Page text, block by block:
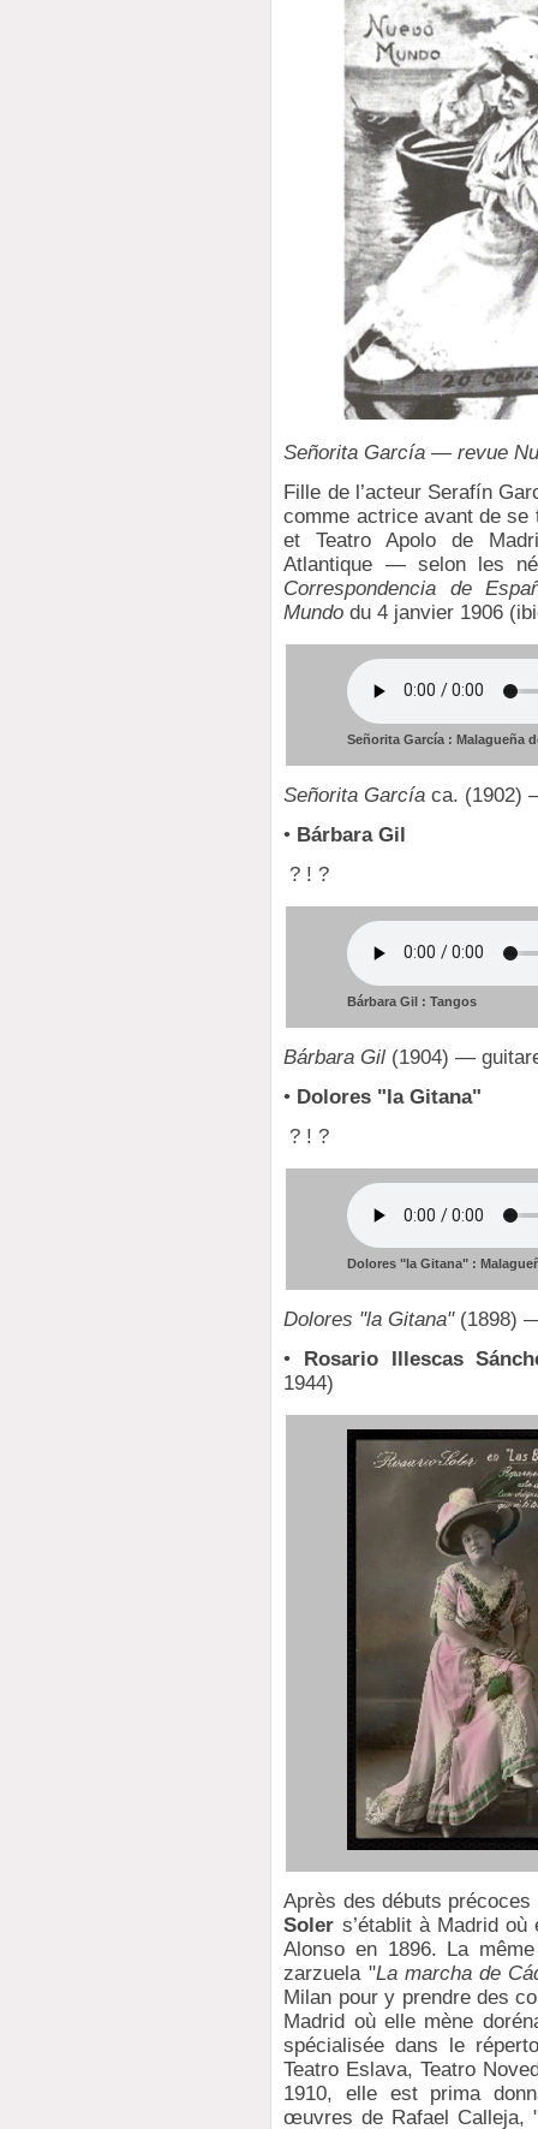
Señorita García — revue
Fille de l’acteur Serafín
comme actrice avant de se
et Teatro Apolo de
Atlantique — selon les
Correspondencia de
Mundo du 4 janvier 1906
Señorita García : Malagueña
Señorita García ca. (1902)
• Bárbara Gil
? ! ?
Bárbara Gil : Tangos
Bárbara Gil (1904) —
• Dolores "la Gitana"
? ! ?
Dolores "la Gitana" :
Dolores "la Gitana"(1898)
•
Rosario Illescas
1944)
Après des débuts
Soler s’établit à Madrid
Alonso en 1896. La
zarzuela "La marcha de
Milan pour y prendre des
Madrid où elle mène
spécialisée dans le
Teatro Eslava, Teatro
1910, elle est prima
œuvres de Rafael Calleja,